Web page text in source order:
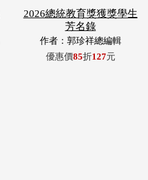
2026總統教育獎獲獎學生
芳名錄
作者：郭珍祥總編輯
優惠價85折127元